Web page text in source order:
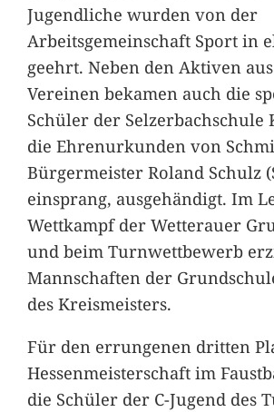
Jugendliche wurden von der
Arbeitsgemeinschaft Sport in
geehrt. Neben den Aktiven
Vereinen bekamen auch die
Schüler der Selzerbachschule
die Ehrenurkunden von
Bürgermeister Roland Schulz
einsprang, ausgehändigt. Im
Wettkampf der Wetterauer
und beim Turnwettbewerb
Mannschaften der
des Kreismeisters.
Für den errungenen dritten
Hessenmeisterschaft im
die Schüler der C-Jugend des